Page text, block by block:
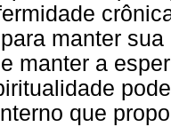
manter
manter a
que